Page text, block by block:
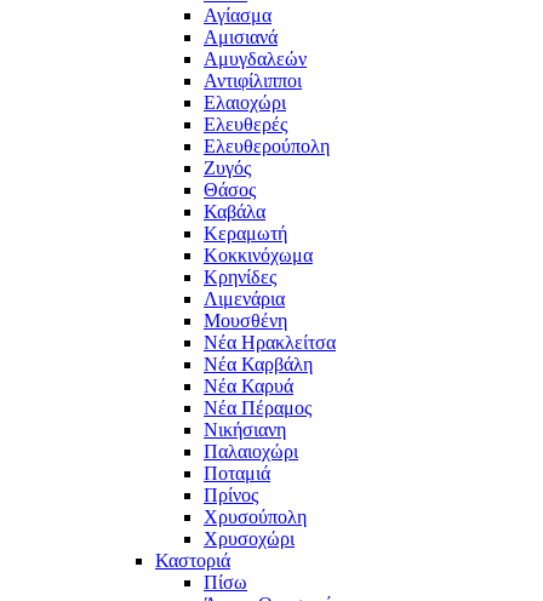
Αγίασμα
Αμισιανά
Αμυγδαλεών
Αντιφίλιπποι
Ελαιοχώρι
Ελευθερές
Ελευθερούπολη
Ζυγός
Θάσος
Καβάλα
Κεραμωτή
Κοκκινόχωμα
Κρηνίδες
Λιμενάρια
Μουσθένη
Νέα Ηρακλείτσα
Νέα Καρβάλη
Νέα Καρυά
Νέα Πέραμος
Νικήσιανη
Παλαιοχώρι
Ποταμιά
Πρίνος
Χρυσούπολη
Χρυσοχώρι
Καστοριά
Πίσω